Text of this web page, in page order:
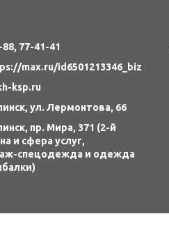
77-41-41
max.ru/id6501213346_biz
ksp.ru
ул. Лермонтова, 66
пр. Мира, 371 (2-й
и сфера услуг,
спецодежда и одежда